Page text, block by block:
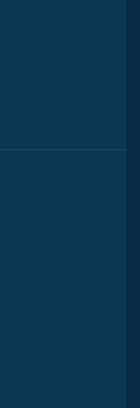
exaustor para
de engenheiros
encontrar
em todo o
Corrosivos
ambientes com
química